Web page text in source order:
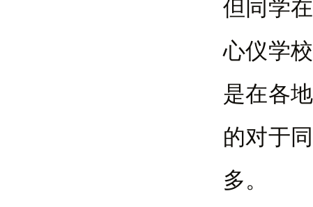
但同学
心仪学
是在各
的对于
多。